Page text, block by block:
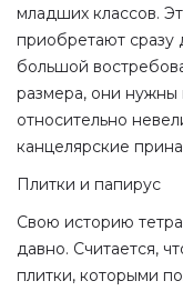
младших классов.
приобретают сразу
большой
размера, они нужны
относительно
канцелярские
Плитки и папирус
Свою историю
давно. Считается,
плитки, которыми